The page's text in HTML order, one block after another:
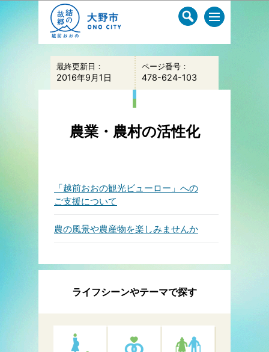
このページの本文へ移動
最終更新日：
2016年9月1日
ページ番号：
478-624-103
農業・農村の活性化
「越前おおの観光ビューロー」への
ご支援について
農の風景や農産物を楽しみませんか
ライフシーンやテーマで探す